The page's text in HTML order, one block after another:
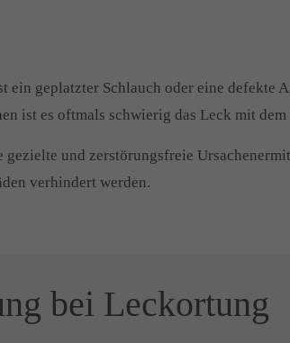
ein geplatzter Schlauch oder eine defekte
ist es oftmals schwierig das Leck mit
und zerstörungsfreie
verhindert werden.
bei Leckortung